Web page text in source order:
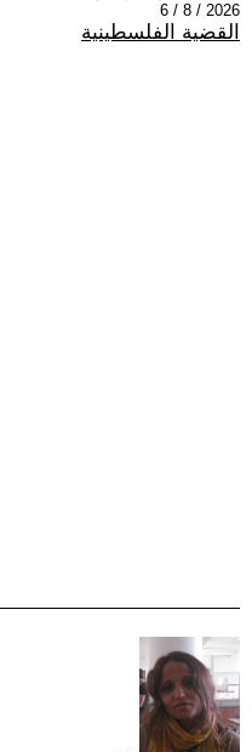
2026 / 8 / 6
القضية الفلسطينية